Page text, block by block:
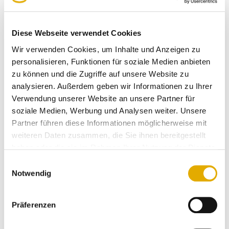
Diese Webseite verwendet Cookies
Wir verwenden Cookies, um Inhalte und Anzeigen zu
personalisieren, Funktionen für soziale Medien anbieten
zu können und die Zugriffe auf unsere Website zu
analysieren. Außerdem geben wir Informationen zu Ihrer
Verwendung unserer Website an unsere Partner für
soziale Medien, Werbung und Analysen weiter. Unsere
Partner führen diese Informationen möglicherweise mit
weiteren Daten zusammen, die Sie ihnen bereitgestellt
Notwendig
Präferenzen
Wir bedanken uns bei Herrn Christoph Porsch und
inspirierende Initiative. Durch die Teilnahme an der
anonymen Befragung haben Sie nicht nur zur
Verbesserung der Logistikprozesse beigetragen,
sondern auch einen wertvollen Beitrag zur
Unterstützung von Bedürftigen in Wuppertal
Christoph Porsch beweist es mit dieser tollen
Aktion:
Möbel- und Küchenbranche und für die
Die Zufriedenheit der Unternehmer spiegelt sich in